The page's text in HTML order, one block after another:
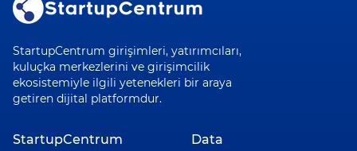
StartupCentrum girişimleri, yatırımcıları,
kuluçka merkezlerini ve girişimcilik
ekosistemiyle ilgili yetenekleri bir araya
getiren dijital platformdur.
StartupCentrum Data